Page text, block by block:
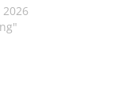
2026